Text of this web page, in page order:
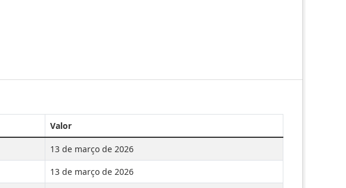
Valor
13 de março de 2026
13 de março de 2026